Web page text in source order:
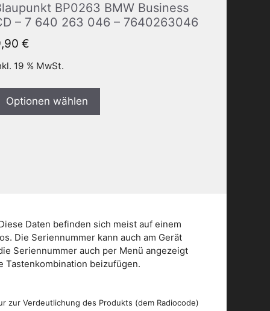
BP0263 BMW Business
– 7 640 263 046 – 7640263046
€
19 % MwSt.
Optionen wählen
Daten befinden sich meist auf einem
Die Seriennummer kann auch am Gerät
Seriennummer auch per Menü angezeigt
Tastenkombination beizufügen.
zur Verdeutlichung des Produkts (dem Radiocode)